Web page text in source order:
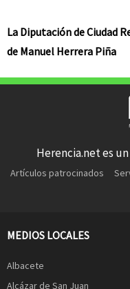
La Diputación de Ciudad
de Manuel Herrera Piña
Herencia.net es
Artículos patrocinados
MEDIOS LOCALES
Albacete
Alcázar de San Juan